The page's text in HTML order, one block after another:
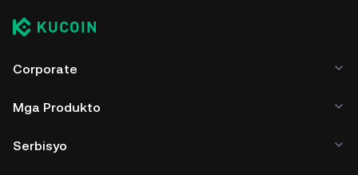
Corporate
Mga Produkto
Serbisyo